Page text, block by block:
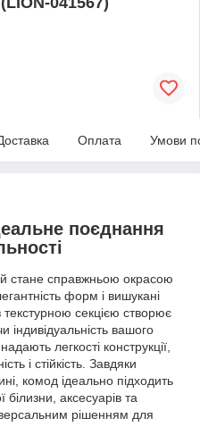
Оплата Умови
поєднання
стане справжньою окрасою
форм і вишукані
секцією створює
індивідуальність вашого
легкості конструкції,
і стійкість. Завдяки
комод ідеально підходить
білизни, аксесуарів та
рішенням для